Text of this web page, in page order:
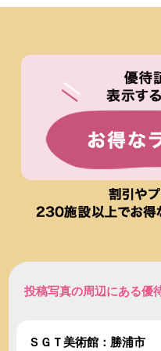
投稿写真の周辺にある優
ＳＧＴ美術館：勝浦市